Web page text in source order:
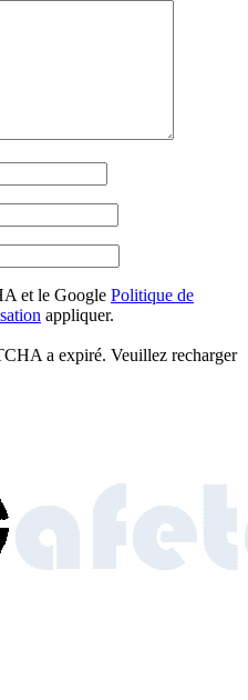
et le Google Politique de
appliquer.
a expiré. Veuillez recharger